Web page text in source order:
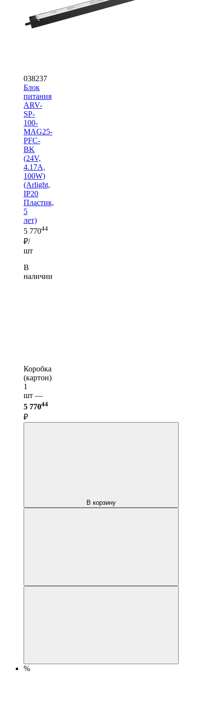
038237
Блок
питания
ARV-
SP-
100-
MAG25-
PFC-
BK
(24V,
4.17A,
100W)
(Arlight,
IP20
Пластик,
5
лет)
5 77044
₽/
шт
В
наличии
Коробка
(картон)
1
шт —
5 77044
₽
В корзину
%